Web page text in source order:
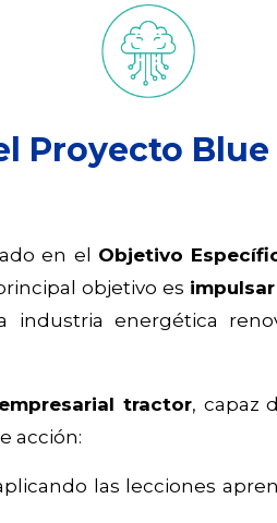
Proyecto
en el Objetivo
objetivo es
industria energética
tractor, capaz
acción:
las lecciones